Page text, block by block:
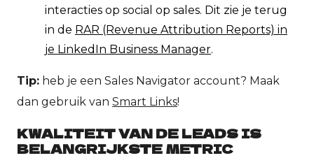
interacties op social op sales. Dit zie je terug
in de RAR (Revenue Attribution Reports) in
je LinkedIn Business Manager.
Tip: heb je een Sales Navigator account? Maak
dan gebruik van Smart Links!
KWALITEIT VAN DE LEADS IS
BELANGRIJKSTE METRIC